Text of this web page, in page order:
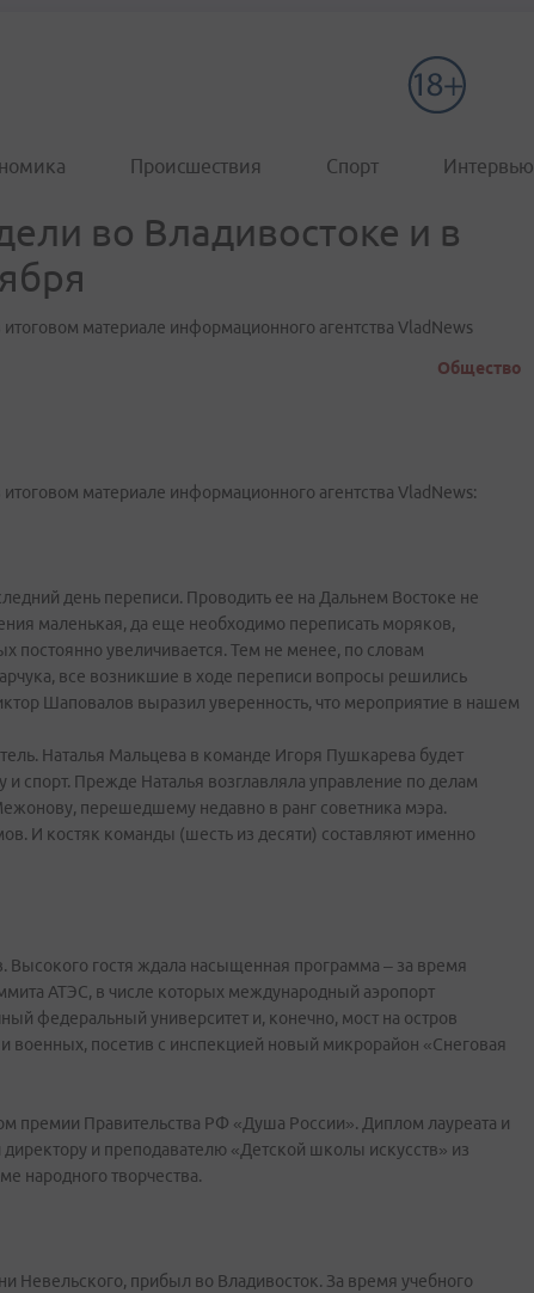
Происшествия Спорт Интервью
во Владивостоке и в
материале информационного агентства VladNews
Общество
материале информационного агентства VladNews:
день переписи. Проводить ее на Дальнем Востоке не
маленькая, да еще необходимо переписать моряков,
постоянно увеличивается. Тем не менее, по словам
все возникшие в ходе переписи вопросы решились
Шаповалов выразил уверенность, что мероприятие в нашем
Наталья Мальцева в команде Игоря Пушкарева будет
спорт. Прежде Наталья возглавляла управление по делам
перешедшему недавно в ранг советника мэра.
И костяк команды (шесть из десяти) составляют именно
гостя ждала насыщенная программа – за время
АТЭС, в числе которых международный аэропорт
федеральный университет и, конечно, мост на остров
посетив с инспекцией новый микрорайон «Снеговая
премии Правительства РФ «Душа России». Диплом лауреата и
и преподавателю «Детской школы искусств» из
народного творчества.
прибыл во Владивосток. За время учебного